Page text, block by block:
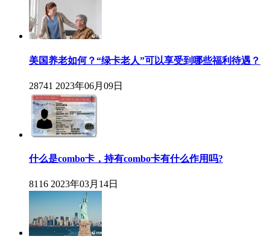
美国养老如何？“绿卡老人”可以享受到哪些福利待遇？
28741 2023年06月09日
什么是combo卡，持有combo卡有什么作用吗?
8116 2023年03月14日